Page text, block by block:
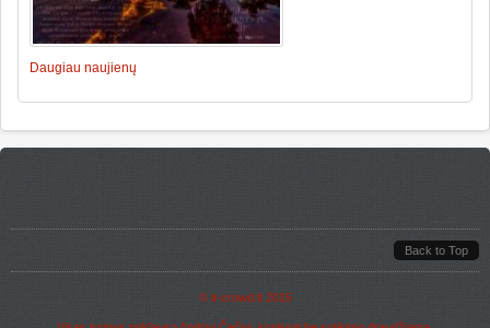
Daugiau naujienų
Back to Top
© it-crowd.lt2015